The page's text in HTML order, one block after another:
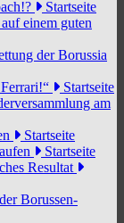
Startseite
einem guten
der Borussia
Startseite
am
Startseite
Startseite
Resultat
Borussen-